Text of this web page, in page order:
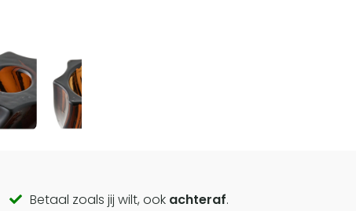
Betaal zoals jij wilt, ook achteraf.